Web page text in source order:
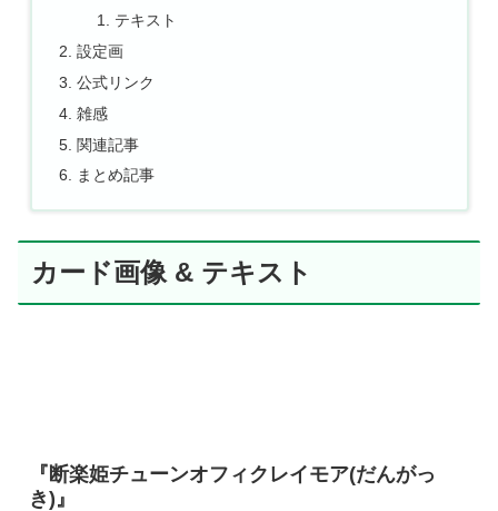
テキスト
設定画
公式リンク
雑感
関連記事
まとめ記事
カード画像 & テキスト
『断楽姫チューンオフィクレイモア(だんがっ
き)』